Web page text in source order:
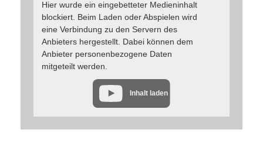
Hier wurde ein eingebetteter Medieninhalt
blockiert. Beim Laden oder Abspielen wird
eine Verbindung zu den Servern des
Anbieters hergestellt. Dabei können dem
Anbieter personenbezogene Daten
mitgeteilt werden.
Inhalt laden